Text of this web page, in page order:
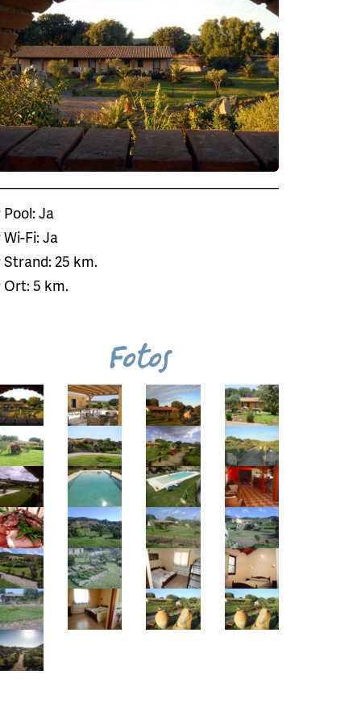
Pool: Ja
Wi-Fi: Ja
Strand: 25 km.
Ort: 5 km.
Fotos